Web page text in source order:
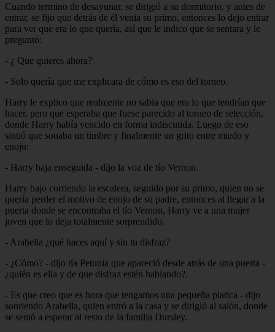
Cuando termino de desayunar, se dirigió a su dormitorio, y antes de
entrar, se fijo que detrás de él venia su primo, entonces lo dejo entrar
para ver que era lo que quería, así que le indico que se sentara y le
preguntó:
- ¿ Que quieres ahora?
- Solo quería que me explicara de cómo es eso del torneo.
Harry le explico que realmente no sabia que era lo que tendrían que
hacer, pero que esperaba que fuese parecido al torneo de selección,
donde Harry había vencido en forma indiscutida. Luego de eso
sintió que sonaba un timbre y finalmente un grito entre miedo y
enojo:
- Harry baja enseguida - dijo la voz de tío Vernon.
Harry bajo corriendo la escalera, seguido por su primo, quien no se
quería perder el motivo de enojo de su padre, entonces al llegar a la
puerta donde se encontraba el tío Vernon, Harry ve a una mujer
joven que lo deja totalmente sorprendido.
- Arabella ¿qué haces aquí y sin tu disfraz?
- ¿Cómo? - dijo tía Petunia que apareció desde atrás de una puerta -
¿quién es ella y de que disfraz estén hablando?.
- Es que creo que es hora que tengamos una pequeña platica - dijo
sonriendo Arabella, quien entró a la casa y se dirigió al salón, donde
se sentó a esperar al resto de la familia Dursley.